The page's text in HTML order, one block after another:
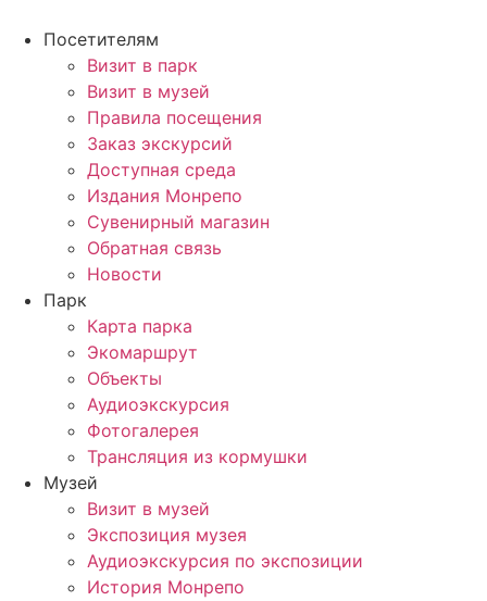
содержимому
Посетителям
Визит в парк
Визит в музей
Правила посещения
Заказ экскурсий
Доступная среда
Издания Монрепо
Сувенирный магазин
Обратная связь
Новости
Парк
Карта парка
Экомаршрут
Объекты
Аудиоэкскурсия
Фотогалерея
Трансляция из кормушки
Музей
Визит в музей
Экспозиция музея
Аудиоэкскурсия по экспозиции
История Монрепо